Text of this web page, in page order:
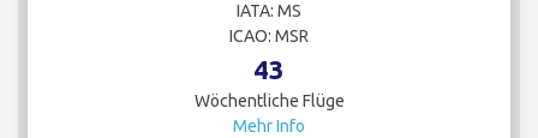
IATA: MS
ICAO: MSR
43
Wöchentliche Flüge
Mehr Info